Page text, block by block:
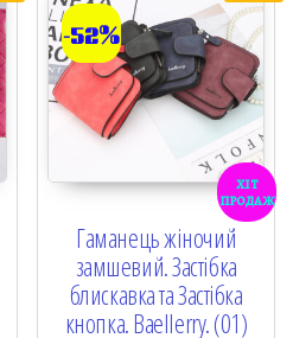
-52%
хіт
продаж
Гаманець жіночий
замшевий. Застібка
блискавка та Застібка
кнопка. Baellerry. (01)